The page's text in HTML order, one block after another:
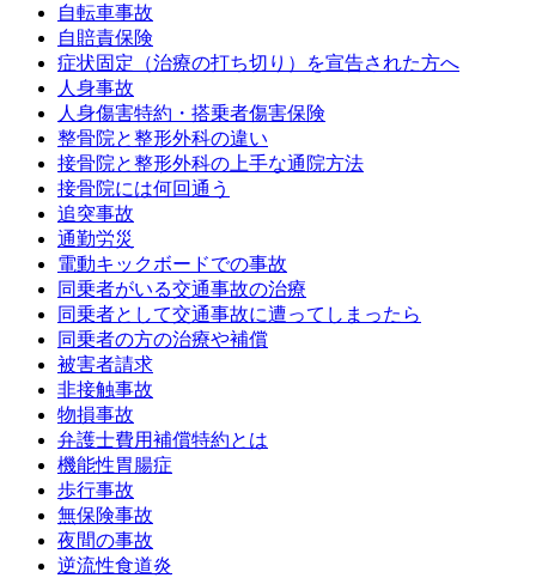
自転車事故
自賠責保険
症状固定（治療の打ち切り）を宣告された方へ
人身事故
人身傷害特約・搭乗者傷害保険
整骨院と整形外科の違い
接骨院と整形外科の上手な通院方法
接骨院には何回通う
追突事故
通勤労災
電動キックボードでの事故
同乗者がいる交通事故の治療
同乗者として交通事故に遭ってしまったら
同乗者の方の治療や補償
被害者請求
非接触事故
物損事故
弁護士費用補償特約とは
機能性胃腸症
歩行事故
無保険事故
夜間の事故
逆流性食道炎